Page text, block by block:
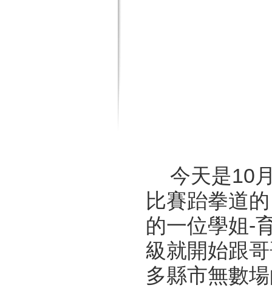
今天是10
比賽跆拳道
的一位學姐-
級就開始跟
多縣市無數